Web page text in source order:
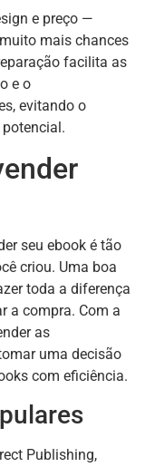
e preço —
mais chances
facilita as
e o
evitando o
seu ebook é tão
criou. Uma boa
toda a diferença
a compra. Com a
as
uma decisão
com eficiência.
Publishing,